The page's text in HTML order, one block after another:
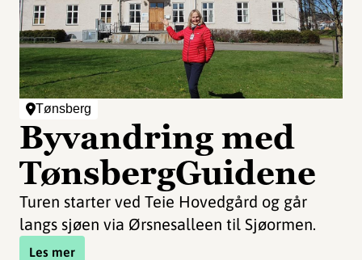
Tønsberg
Byvandring med
TønsbergGuidene
Turen starter ved Teie Hovedgård og går
langs sjøen via Ørsnesalleen til Sjøormen.
Les mer